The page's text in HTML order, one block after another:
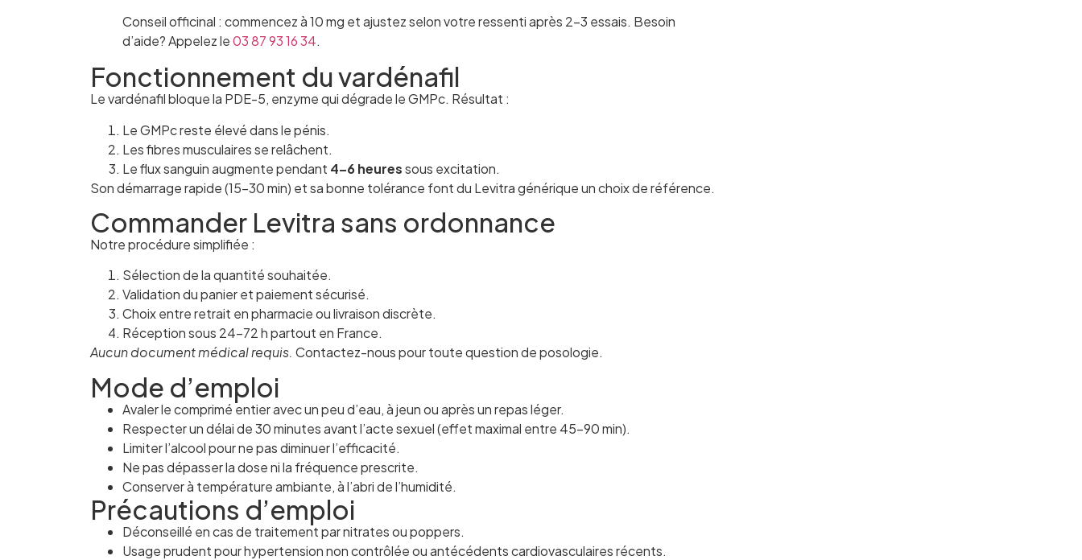
Conseil officinal : commencez à 10 mg et ajustez selon votre ressenti après 2–3 essais. Besoin
d’aide? Appelez le03 87 93 16 34.
Fonctionnement du vardénafil
Le vardénafil bloque la PDE-5, enzyme qui dégrade le GMPc. Résultat :
Le GMPc reste élevé dans le pénis.
Les fibres musculaires se relâchent.
Le flux sanguin augmente pendant 4–6 heuressous excitation.
Son démarrage rapide (15–30 min) et sa bonne tolérance font du Levitra générique un choix de référence.
Commander Levitra sans ordonnance
Notre procédure simplifiée :
Sélection de la quantité souhaitée.
Validation du panier et paiement sécurisé.
Choix entre retrait en pharmacie ou livraison discrète.
Réception sous 24–72 h partout en France.
Aucun document médical requis. Contactez-nous pour toute question de posologie.
Mode d’emploi
Avaler le comprimé entier avec un peu d’eau, à jeun ou après un repas léger.
Respecter un délai de 30 minutes avant l’acte sexuel (effet maximal entre 45–90 min).
Limiter l’alcool pour ne pas diminuer l’efficacité.
Ne pas dépasser la dose ni la fréquence prescrite.
Conserver à température ambiante, à l’abri de l’humidité.
Précautions d’emploi
Déconseillé en cas de traitement par nitrates ou poppers.
Usage prudent pour hypertension non contrôlée ou antécédents cardiovasculaires récents.